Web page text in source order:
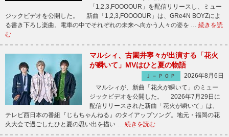
「1,2,3,FOOOOUR」を配信リリースし、ミュー
ジックビデオを公開した。 新曲「1,2,3,FOOOOUR」は、GRe4N BOYZによ
る書き下ろし楽曲。電車の中でそれぞれの未来へ向かう人々の姿を … 続きを読
む
マルシィ、古園井寧々が出演する「花火
が瞬いて」MVはひと夏の物語
Ｊ－ＰＯＰ
2026年8月6日
マルシィが、新曲「花火が瞬いて」のミュー
ジックビデオを公開した。 2026年7月29日に
配信リリースされた新曲「花火が瞬いて」は、
テレビ西日本の番組『じもちゃんねる』のタイアップソング。地元・福岡の花
火大会で過ごしたひと夏の思い出を描い … 続きを読む